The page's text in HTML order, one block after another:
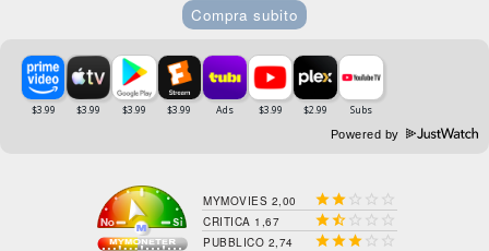
Compra subito
Powered by
MYMOVIES 2,00    
CRITICA 1,67    
PUBBLICO 2,74   